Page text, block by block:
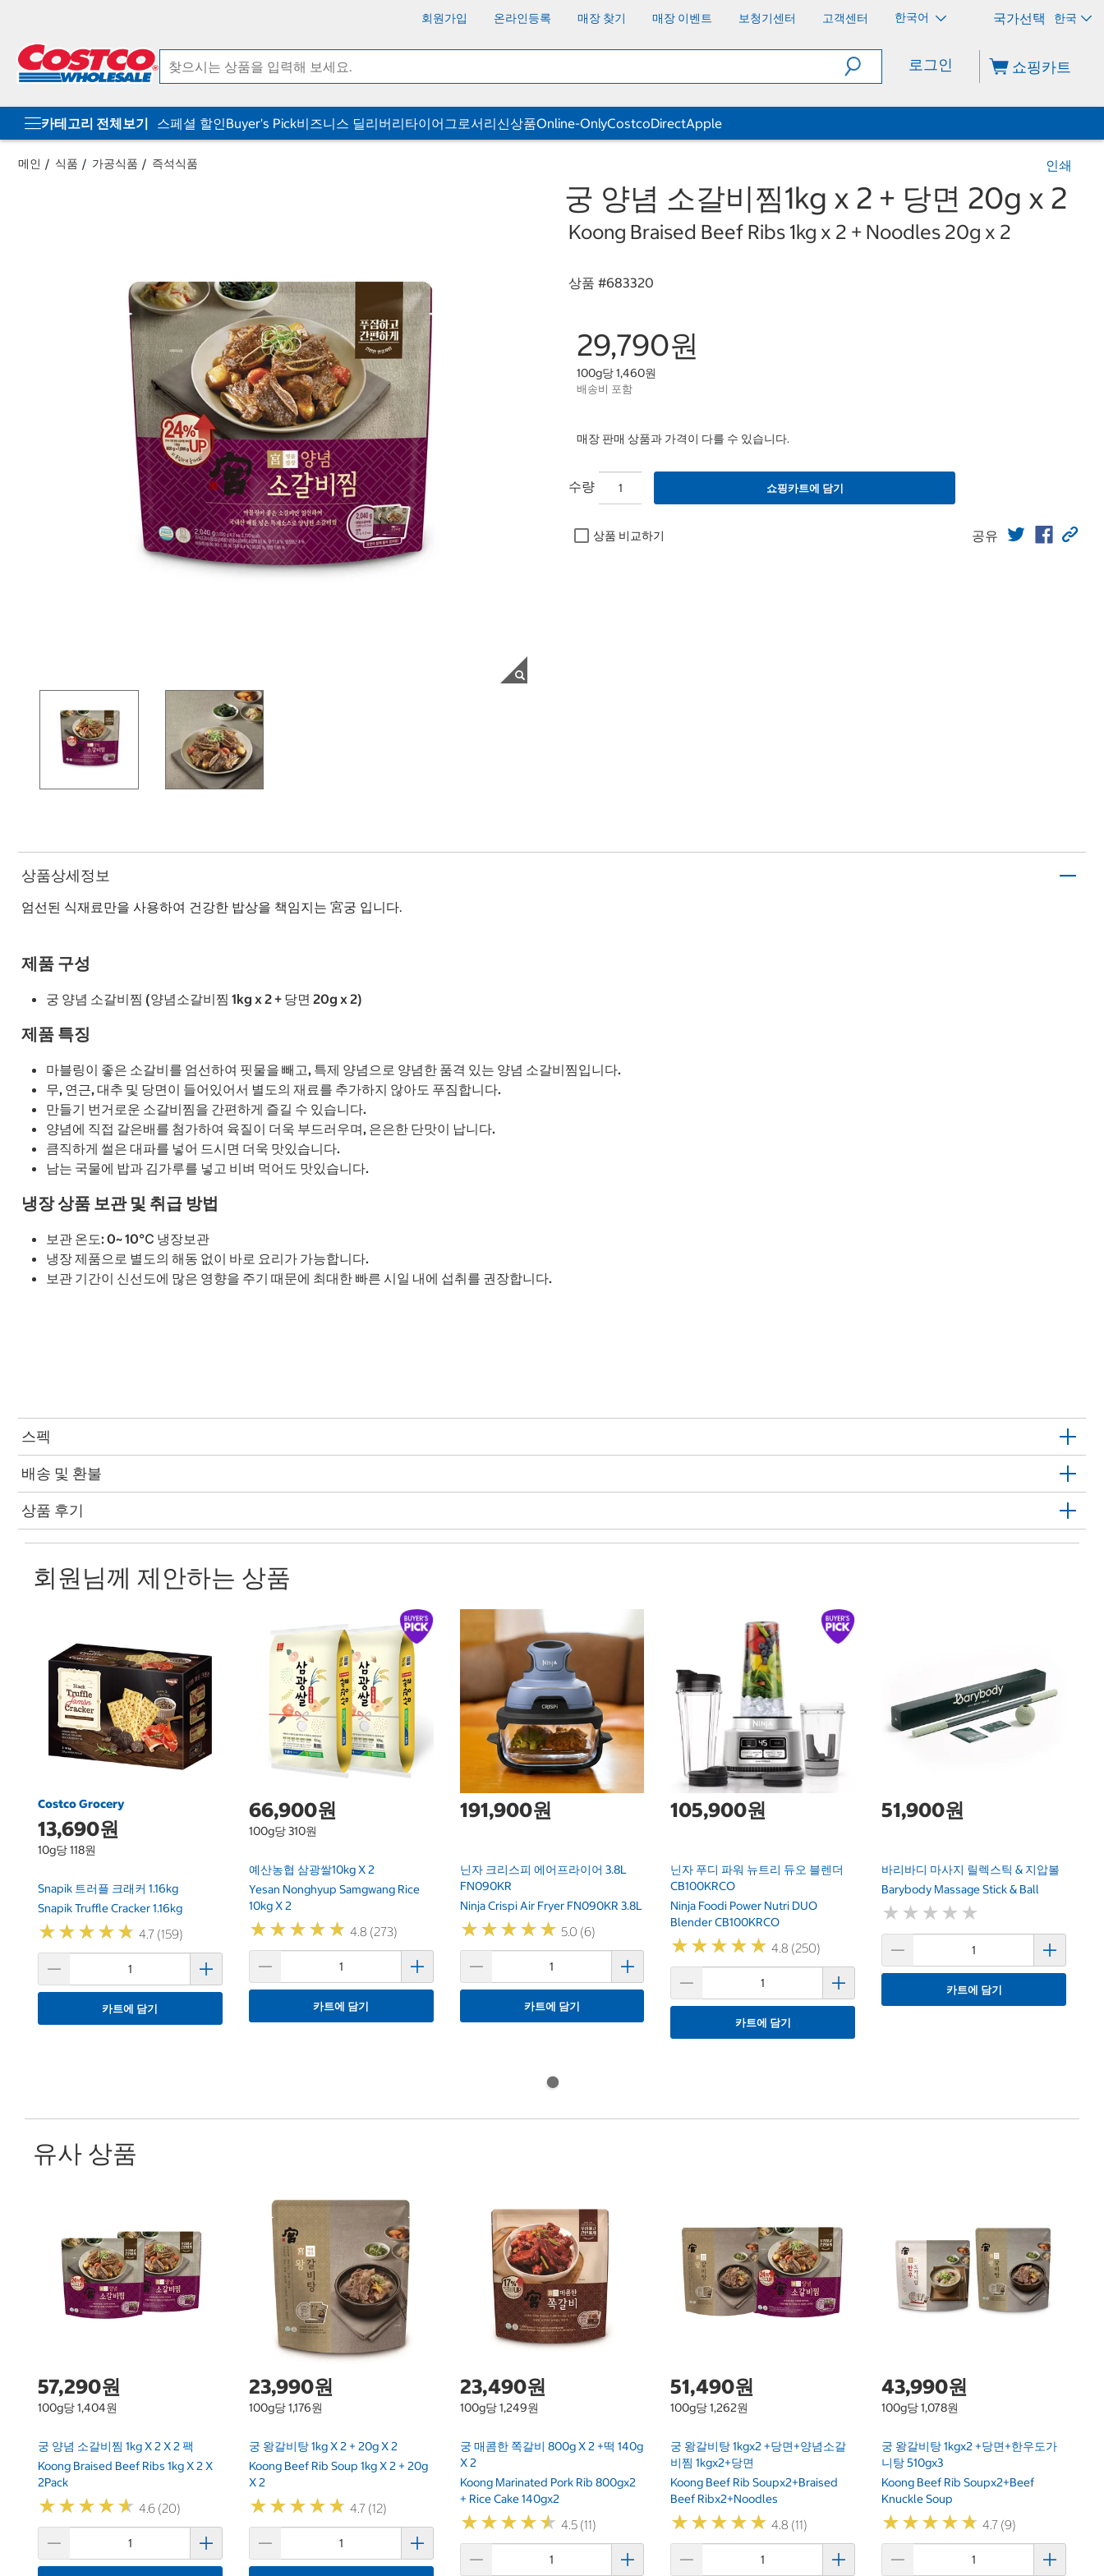
회원가입 온라인등록 매장 찾기 매장 이벤트 보청기센터 고객센터 한국어 한국
로그인 쇼핑카트
카테고리 전체보기 스페셜 할인Buyer's Pick비즈니스 딜리버리타이어그로서리신상품Online-OnlyCostcoDirectApple
메인 식품 가공식품 즉석식품 인쇄
궁 양념 소갈비찜1kg x 2 + 당면 20g x 2
Koong Braised Beef Ribs 1kg x 2 + Noodles 20g x 2
상품 #683320
29,790원
100g당 1,460원
배송비 포함
매장 판매 상품과 가격이 다를 수 있습니다.
수량 쇼핑카트에 담기
상품 비교하기 공유
상품상세정보
엄선된 식재료만을 사용하여 건강한 밥상을 책임지는 宮궁 입니다.
제품 구성
궁 양념 소갈비찜 (양념소갈비찜 1kg x 2 + 당면 20g x 2)
제품 특징
마블링이 좋은 소갈비를 엄선하여 핏물을 빼고, 특제 양념으로 양념한 품격 있는 양념 소갈비찜입니다.
무, 연근, 대추 및 당면이 들어있어서 별도의 재료를 추가하지 않아도 푸짐합니다.
만들기 번거로운 소갈비찜을 간편하게 즐길 수 있습니다.
양념에 직접 갈은배를 첨가하여 육질이 더욱 부드러우며, 은은한 단맛이 납니다.
큼직하게 썰은 대파를 넣어 드시면 더욱 맛있습니다.
남는 국물에 밥과 김가루를 넣고 비벼 먹어도 맛있습니다.
냉장 상품 보관 및 취급 방법
보관 온도: 0~ 10℃ 냉장보관
냉장 제품으로 별도의 해동 없이 바로 요리가 가능합니다.
보관 기간이 신선도에 많은 영향을 주기 때문에 최대한 빠른 시일 내에 섭취를 권장합니다.
스펙
배송 및 환불
상품 후기
회원님께 제안하는 상품
Costco Grocery
13,690원
10g당 118원
Snapik 트러플 크래커 1.16kg
Snapik Truffle Cracker 1.16kg
★★★★★
★★★★★ 4.7 (159)
카트에 담기
66,900원
100g당 310원
예산농협 삼광쌀10kg X 2
Yesan Nonghyup Samgwang Rice
10kg X 2
★★★★★
★★★★★ 4.8 (273)
카트에 담기
191,900원
닌자 크리스피 에어프라이어 3.8L
FN090KR
Ninja Crispi Air Fryer FN090KR 3.8L
★★★★★
★★★★★ 5.0 (6)
카트에 담기
105,900원
닌자 푸디 파워 뉴트리 듀오 블렌더
CB100KRCO
Ninja Foodi Power Nutri DUO
Blender CB100KRCO
★★★★★
★★★★★ 4.8 (250)
카트에 담기
51,900원
바리바디 마사지 릴렉스틱 & 지압볼
Barybody Massage Stick & Ball
★ ★ ★ ★ ★
★ ★ ★ ★ ★
카트에 담기
유사 상품
57,290원
100g당 1,404원
궁 양념 소갈비찜 1kg X 2 X 2 팩
Koong Braised Beef Ribs 1kg X 2 X
2Pack
★★★★★
★★★★★ 4.6 (20)
23,990원
100g당 1,176원
궁 왕갈비탕 1kg X 2 + 20g X 2
Koong Beef Rib Soup 1kg X 2 + 20g
X 2
★★★★★
★★★★★ 4.7 (12)
23,490원
100g당 1,249원
궁 매콤한 쪽갈비 800g X 2 +떡 140g
X 2
Koong Marinated Pork Rib 800gx2
+ Rice Cake 140gx2
★★★★★
★★★★★ 4.5 (11)
51,490원
100g당 1,262원
궁 왕갈비탕 1kgx2 +당면+양념소갈
비찜 1kgx2+당면
Koong Beef Rib Soupx2+Braised
Beef Ribx2+Noodles
★★★★★
★★★★★ 4.8 (11)
43,990원
100g당 1,078원
궁 왕갈비탕 1kgx2 +당면+한우도가
니탕 510gx3
Koong Beef Rib Soupx2+Beef
Knuckle Soup
★★★★★
★★★★★ 4.7 (9)